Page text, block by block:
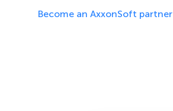
Become an AxxonSoft partner